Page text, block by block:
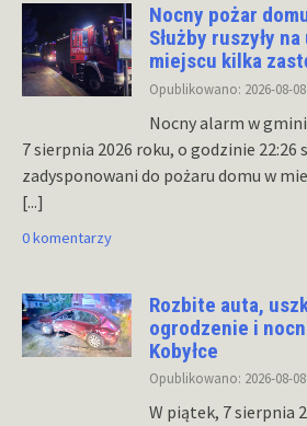
Nocny pożar
Służby ruszyły
miejscu kilka
Opublikowano: 2026-08-08
Nocny alarm w
7 sierpnia 2026 roku, o godzinie
zadysponowani do pożaru domu w
[...]
0 komentarzy
Rozbite auta,
ogrodzenie i
Kobyłce
Opublikowano: 2026-08-08
W piątek, 7 sierpnia